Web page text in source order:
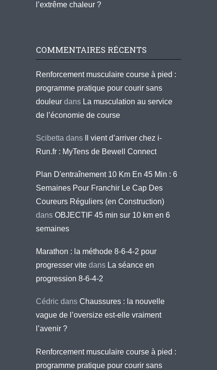
l’extrême chaleur ?
COMMENTAIRES RÉCENTS
Renforcement musculaire course à pied :
programme pratique pour courir sans
douleur dans La musculation au service
de l’économie de course
Scibetta dans
Il vient d’arriver chez i-
Run.fr : MyTens de Bewell Connect
Plan D'entraînement 10 Km En 45 Min : 6
Semaines Pour Franchir Le Cap Des
Coureurs Réguliers (en Construction)
dans OBJECTIF 45 min sur 10 km en 6
semaines
Marathon : la méthode 8-6-4-2 pour
progresser vite dans La séance en
progression 8-6-4-2
Cédric dans Chaussures : la nouvelle
vague de l’oversize est-elle vraiment
l’avenir ?
Renforcement musculaire course à pied :
programme pratique pour courir sans